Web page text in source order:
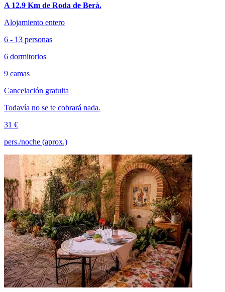
A 12.9 Km de Roda de Berà.
Alojamiento entero
6 - 13 personas
6 dormitorios
9 camas
Cancelación gratuita
Todavía no se te cobrará nada.
31 €
pers./noche (aprox.)